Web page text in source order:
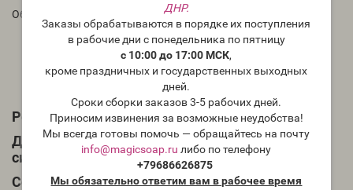
ДНР.
Заказы обрабатываются в порядке их поступления
в рабочие дни с понедельника по пятницу
с 10:00 до 17:00 МСК,
кроме праздничных и государственных выходных
дней.
Сроки сборки заказов 3-5 рабочих дней.
Приносим извинения за возможные неудобства!
Мы всегда готовы помочь — обращайтесь на почту
info@magicsoap.ru либо по телефону
+79686626875
Мы обязательно ответим вам в рабочее время
Области применения
Уход за кожей
Уход за телом
Солнцезащитные средства
Декоративная косметика
Антиперспиранты / Дезодоранты
Рецепт:
Дезодорант/антиперспирант-стик "Ультра
сильный"
Состав